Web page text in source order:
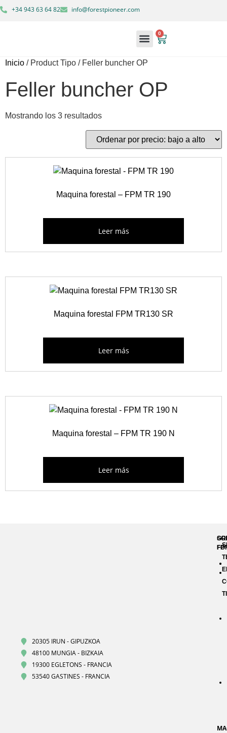
+34 943 63 64 82 info@forestpioneer.com
0
Inicio / Product Tipo / Feller buncher OP
Feller buncher OP
Mostrando los 3 resultados
Maquina forestal – FPM TR 190
Leer más
Maquina forestal FPM TR130 SR
Leer más
Maquina forestal – FPM TR 190 N
Leer más
20305 IRUN - GIPUZKOA
48100 MUNGIA - BIZKAIA
19300 EGLETONS - FRANCIA
53540 GASTINES - FRANCIA
FP